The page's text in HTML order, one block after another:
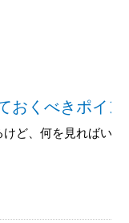
おくべきポイン
けど、何を見ればい